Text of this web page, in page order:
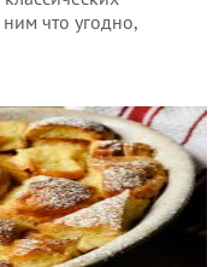
что угодно,